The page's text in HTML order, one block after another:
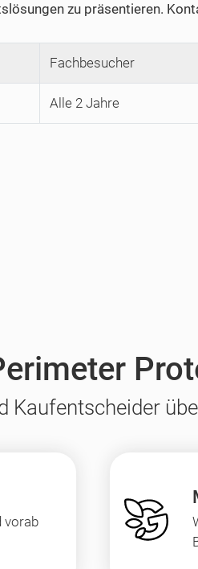
zu präsentieren.
Fachbesucher
Alle 2 Jahre
Kaufentscheider
vorab